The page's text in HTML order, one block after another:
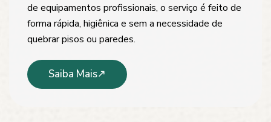
de equipamentos profissionais, o serviço é feito de
forma rápida, higiênica e sem a necessidade de
quebrar pisos ou paredes.
Saiba Mais